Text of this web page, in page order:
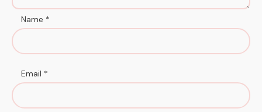
Name *
Email *